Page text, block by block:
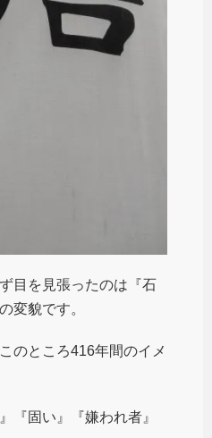
目を見張ったのは『石
変貌です。
のところ416年間のイメ
『固い』『嫌われ者』